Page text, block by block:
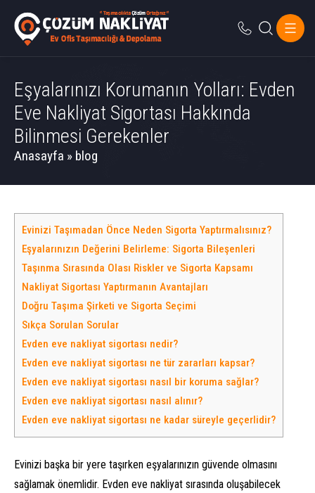
Eşyalarınızı Korumanın Yolları: Evden
Eve Nakliyat Sigortası Hakkında
Bilinmesi Gerekenler
Anasayfa » blog
Evinizi Taşımadan Önce Neden Sigorta Yaptırmalısınız?
Eşyalarınızın Değerini Belirleme: Sigorta Bileşenleri
Taşınma Sırasında Olası Riskler ve Sigorta Kapsamı
Nakliyat Sigortası Yaptırmanın Avantajları
Doğru Taşıma Şirketi ve Sigorta Seçimi
Sıkça Sorulan Sorular
Evden eve nakliyat sigortası nedir?
Evden eve nakliyat sigortası ne tür zararları kapsar?
Evden eve nakliyat sigortası nasıl bir koruma sağlar?
Evden eve nakliyat sigortası nasıl alınır?
Evden eve nakliyat sigortası ne kadar süreyle geçerlidir?
Evinizi başka bir yere taşırken eşyalarınızın güvende olmasını
sağlamak önemlidir. Evden eve nakliyat sırasında oluşabilecek